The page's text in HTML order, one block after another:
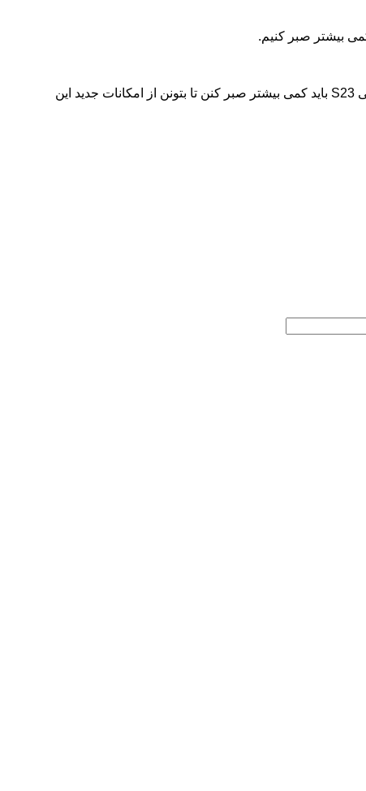
سامسونگ با انتشار نسخه بتای One UI 7 برای گلکسی S24، نشون داده که به فکر بهبود تجربه کاربری کاربرانش هست. اما کاربران گلکسی S23 باید کمی بیشتر صبر کنن تا بتونن از امکانات جدید این